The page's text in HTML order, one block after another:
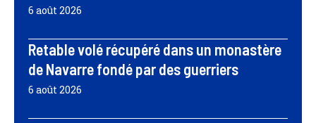
6 août 2026
Retable volé récupéré dans un monastère
de Navarre fondé par des guerriers
6 août 2026